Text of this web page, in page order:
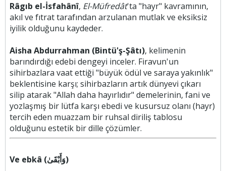
Râgıb el-İsfahânî, El-Müfredât'ta "hayr" kavramının,
akıl ve fıtrat tarafından arzulanan mutlak ve eksiksiz
iyilik olduğunu kaydeder.
Aisha Abdurrahman (Bintü'ş-Şâtı), kelimenin
barındırdığı edebi dengeyi inceler. Firavun'un
sihirbazlara vaat ettiği "büyük ödül ve saraya yakınlık"
beklentisine karşı; sihirbazların artık dünyevi çıkarı
silip atarak "Allah daha hayırlıdır" demelerinin, fani ve
yozlaşmış bir lütfa karşı ebedi ve kusursuz olanı (hayr)
tercih eden muazzam bir ruhsal diriliş tablosu
olduğunu estetik bir dille çözümler.
Ve ebkâ (وَأَبْقَىٰ)